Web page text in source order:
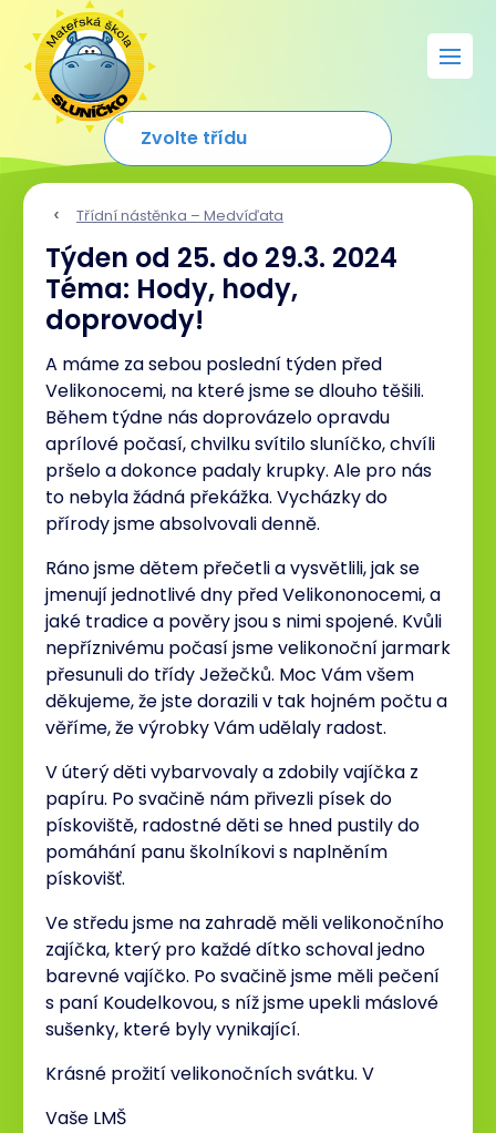
Třídní nástěnka – Medvíďata
Týden od 25. do 29.3. 2024
Téma: Hody, hody,
doprovody!
A máme za sebou poslední týden před
Velikonocemi, na které jsme se dlouho těšili.
Během týdne nás doprovázelo opravdu
aprílové počasí, chvilku svítilo sluníčko, chvíli
pršelo a dokonce padaly krupky. Ale pro nás
to nebyla žádná překážka. Vycházky do
přírody jsme absolvovali denně.
Ráno jsme dětem přečetli a vysvětlili, jak se
jmenují jednotlivé dny před Velikononocemi, a
jaké tradice a pověry jsou s nimi spojené. Kvůli
nepříznivému počasí jsme velikonoční jarmark
přesunuli do třídy Ježečků. Moc Vám všem
děkujeme, že jste dorazili v tak hojném počtu a
věříme, že výrobky Vám udělaly radost.
V úterý děti vybarvovaly a zdobily vajíčka z
papíru. Po svačině nám přivezli písek do
pískoviště, radostné děti se hned pustily do
pomáhání panu školníkovi s naplněním
pískovišť.
Ve středu jsme na zahradě měli velikonočního
zajíčka, který pro každé dítko schoval jedno
barevné vajíčko. Po svačině jsme měli pečení
s paní Koudelkovou, s níž jsme upekli máslové
sušenky, které byly vynikající.
Krásné prožití velikonočních svátku. V
Vaše LMŠ